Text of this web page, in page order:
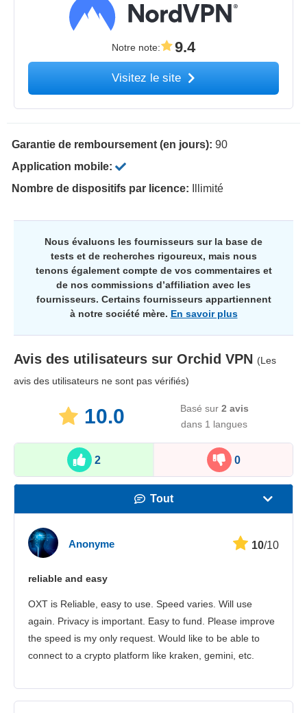
Notre note: 9.4
Visitez le site
Garantie de remboursement (en jours): 90
Application mobile:
Nombre de dispositifs par licence:
Illimité
Nous évaluons les fournisseurs sur la base de
tests et de recherches rigoureux, mais nous
tenons également compte de vos commentaires et
de nos commissions d’affiliation avec les
fournisseurs. Certains fournisseurs appartiennent
à notre société mère. En savoir plus
Avis des utilisateurs sur Orchid VPN (Les
avis des utilisateurs ne sont pas vérifiés)
10.0 Basé sur 2 avis
dans 1 langues
2 0
Tout
Іervice client
Anonyme 10/10
reliable and easy
OXT is Reliable, easy to use. Speed varies. Will use
again. Privacy is important. Easy to fund. Please improve
the speed is my only request. Would like to be able to
connect to a crypto platform like kraken, gemini, etc.